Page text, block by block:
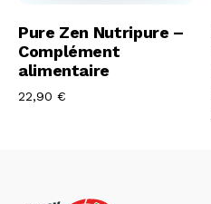
Acheter
Pure Zen Nutripure –
Complément
alimentaire
22,90 €